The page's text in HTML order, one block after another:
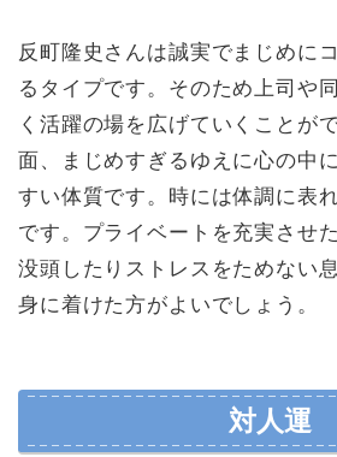
反町隆史さんは誠実でまじめに
るタイプです。そのため上司や
く活躍の場を広げていくことが
面、まじめすぎるゆえに心の中
すい体質です。時には体調に表
です。プライベートを充実させ
没頭したりストレスをためない
身に着けた方がよいでしょう。
対人運